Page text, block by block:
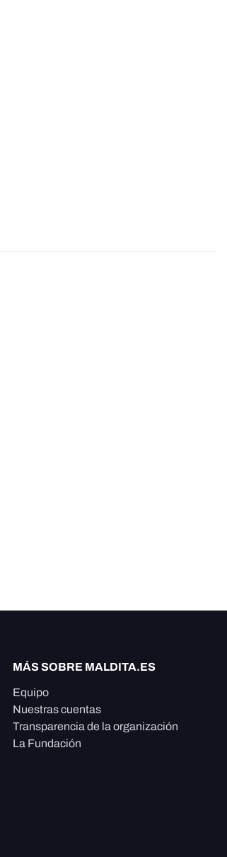
MÁS SOBRE MALDITA.ES
Equipo
Nuestras cuentas
Transparencia de la organización
La Fundación